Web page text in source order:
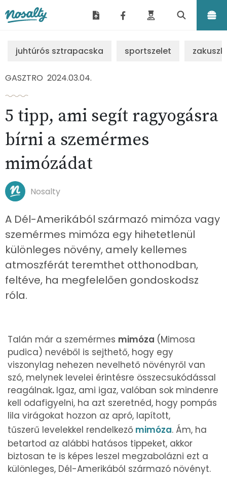
juhtúrós sztrapacska sportszelet
GASZTRO 2024.03.04.
5 tipp, ami segít ragyogásra
bírni a szemérmes
mimózádat
Nosalty
A Dél-Amerikából származó mimóza vagy
szemérmes mimóza egy hihetetlenül
különleges növény, amely kellemes
atmoszférát teremthet otthonodban,
feltéve, ha megfelelően gondoskodsz
róla.
Talán már a szemérmes mimóza (Mimosa
pudica) nevéből is sejthető, hogy egy
viszonylag nehezen nevelhető növényről van
szó, melynek levelei érintésre összecsukódással
reagálnak. Igaz, ami igaz, valóban sok mindenre
kell odafigyelni, ha azt szeretnéd, hogy pompás
lila virágokat hozzon az apró, lapított,
tűszerű levelekkel rendelkező mimóza. Ám, ha
betartod az alábbi hatásos tippeket, akkor
biztosan te is képes leszel megzabolázni ezt a
különleges, Dél-Amerikából származó növényt.